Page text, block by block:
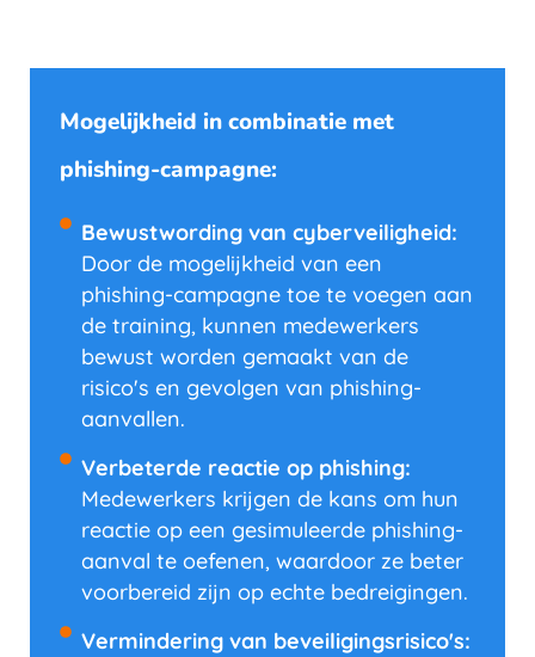
Mogelijkheid in combinatie met
phishing-campagne:
Bewustwording van cyberveiligheid:
Door de mogelijkheid van een
phishing-campagne toe te voegen aan
de training, kunnen medewerkers
bewust worden gemaakt van de
risico's en gevolgen van phishing-
aanvallen.
Verbeterde reactie op phishing:
Medewerkers krijgen de kans om hun
reactie op een gesimuleerde phishing-
aanval te oefenen, waardoor ze beter
voorbereid zijn op echte bedreigingen.
Vermindering van beveiligingsrisico's: